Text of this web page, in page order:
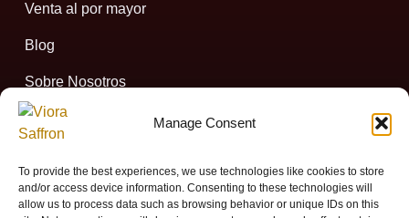
Manage Consent
To provide the best experiences, we use technologies like cookies to store
and/or access device information. Consenting to these technologies will
allow us to process data such as browsing behavior or unique IDs on this
Venta al por mayor
Blog
Sobre Nosotros
Contáctanos
Cookie Policy (EU)